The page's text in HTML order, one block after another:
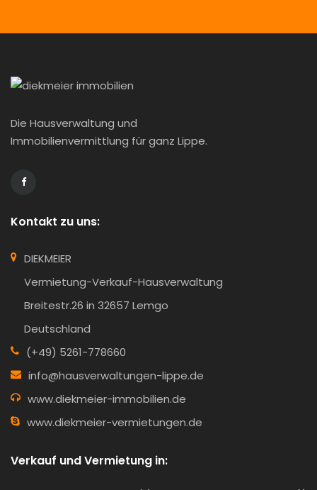
Die Hausverwaltung und
Immobilienvermittlung für ganz Lippe.
Kontakt zu uns:
DIEKMEIER
Vermietung-Verkauf-Hausverwaltung
Breitestr.26 in 32657 Lemgo
Deutschland
(+49) 5261-778660
info@hausverwaltungen-lippe.de
www.diekmeier-immobilien.de
www.diekmeier-vermietungen.de
Verkauf und Vermietung in: